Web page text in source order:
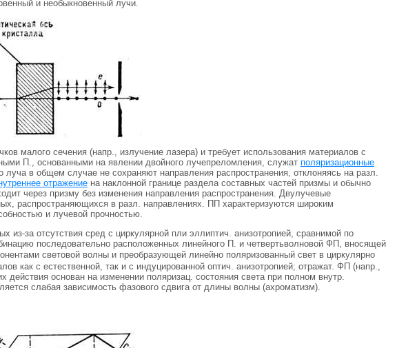
и необыкновенный лучи.
малого сечения (напр., излучение лазера) и требует использования материалов с
П., основанными на явлении двойного лучепреломления, служат поляризационные
в общем случае не сохраняют направления распространения, отклоняясь на разл.
отражение на наклонной границе раздела составных частей призмы и обычно
через призму без изменения направления распространения. Двулучевые
распространяющихся в разл. направлениях. ПП характеризуются широким
и лучевой прочностью.
за отсутствия сред с циркулярной пли эллиптич. анизотропией, сравнимой по
последовательно расположенных линейного П. и четвертьволновой ФП, вносящей
световой волны и преобразующей линейно поляризованный свет в циркулярно
как с естественной, так и с индуцированной оптич. анизотропией; отражат. ФП (напр.,
основан на изменении поляризац. состояния света при полном внутр.
слабая зависимость фазового сдвига от длины волны (ахроматизм).